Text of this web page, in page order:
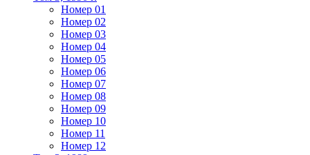
Номер 01
Номер 02
Номер 03
Номер 04
Номер 05
Номер 06
Номер 07
Номер 08
Номер 09
Номер 10
Номер 11
Номер 12